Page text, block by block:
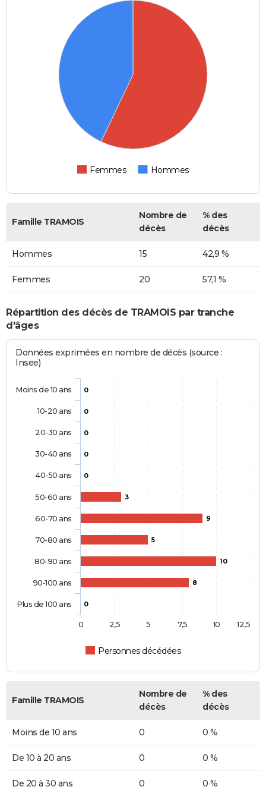
Femmes Hommes
Famille TRAMOIS
Nombre de
décès
% des
décès
Hommes 15 42,9 %
Femmes 20 57,1 %
Répartition des décès de TRAMOIS par tranche
d'âges
Données exprimées en nombre de décès (source :
Insee)
0
0
0
0
0
3
9
5
10
8
0
Personnes décédées
Moins de 10 ans
10-20 ans
20-30 ans
30-40 ans
40-50 ans
50-60 ans
60-70 ans
70-80 ans
80-90 ans
90-100 ans
Plus de 100 ans
0 10
2,5 5 7,5 12,5
Famille TRAMOIS
Nombre de
décès
% des
décès
Moins de 10 ans 0 0 %
De 10 à 20 ans 0 0 %
De 20 à 30 ans 0 0 %